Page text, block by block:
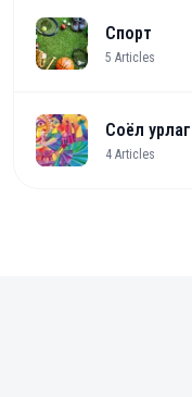
Спорт
5 Articles
Соёл урлаг
4 Articles